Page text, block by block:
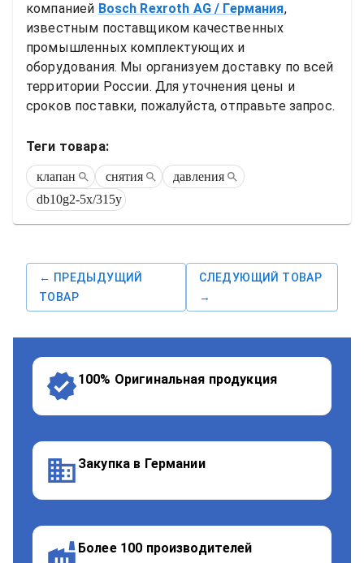
компанией Bosch Rexroth AG / Германия,
известным поставщиком качественных
промышленных комплектующих и
оборудования. Мы организуем доставку по всей
территории России. Для уточнения цены и
сроков поставки, пожалуйста, отправьте запрос.
Теги товара:
клапан снятия
давления
db10g2-5x/315y
← ПРЕДЫДУЩИЙ
ТОВАР
СЛЕДУЮЩИЙ ТОВАР
→
100% Оригинальная продукция
Закупка в Германии
Более 100 производителей